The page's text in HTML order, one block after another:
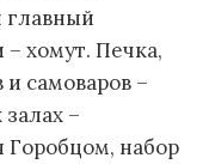
главный
– хомут. Печка,
самоваров –
–
Горобцом, набор